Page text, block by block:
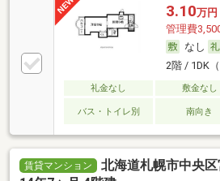
3.10万円
管理費
なし
2階 / 1DK
礼金なし 敷金なし
バス・トイレ別 南向き
賃貸マンション
北海道札幌市中央